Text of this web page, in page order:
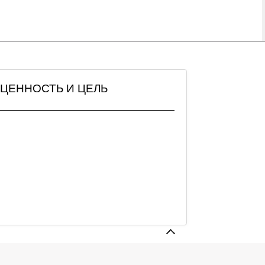
ЦЕННОСТЬ И ЦЕЛЬ